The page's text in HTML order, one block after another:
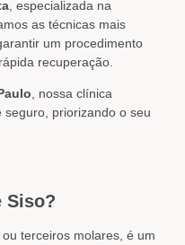
, especializada na
as técnicas mais
um procedimento
recuperação.
, nossa clínica
priorizando o seu
Siso?
, ou terceiros molares, é um